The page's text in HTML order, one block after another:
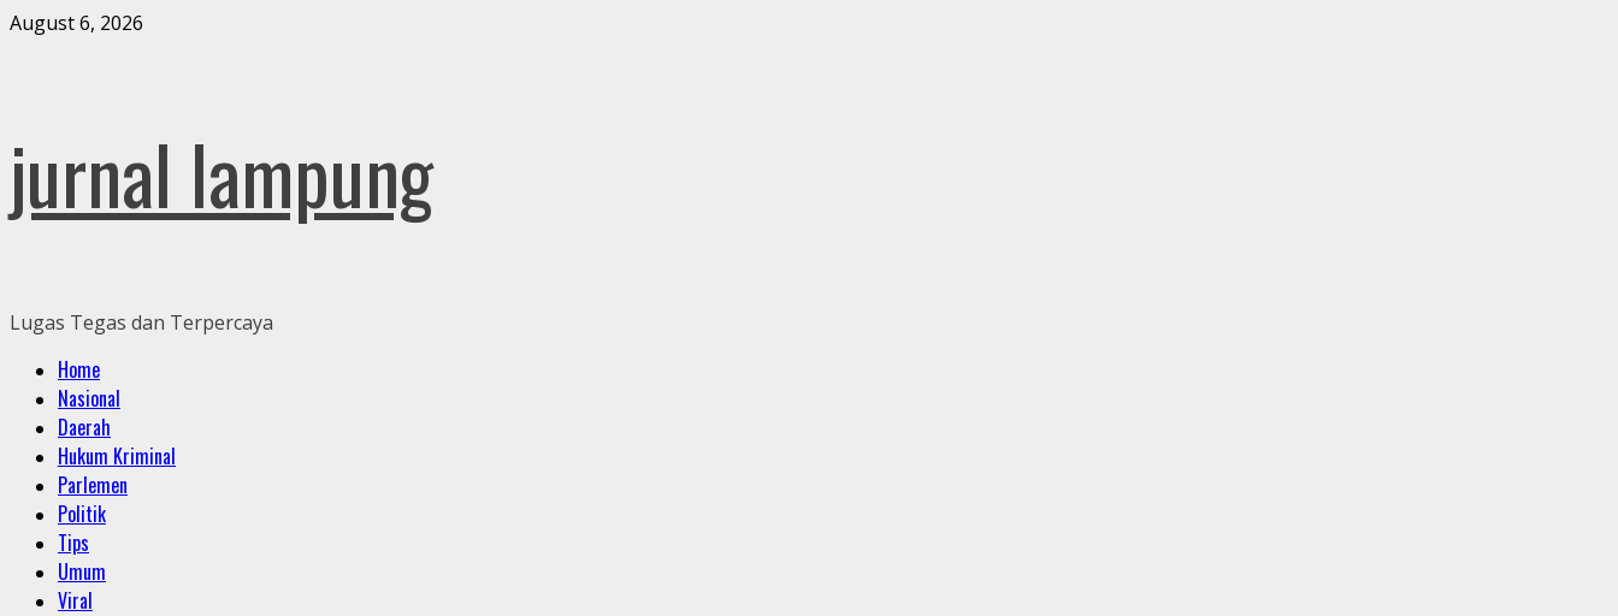
Skip
August 6, 2026
jurnal lampung
Lugas Tegas dan Terpercaya
Primary
Menu
Home
Nasional
Daerah
Hukum Kriminal
Parlemen
Politik
Tips
Umum
Viral